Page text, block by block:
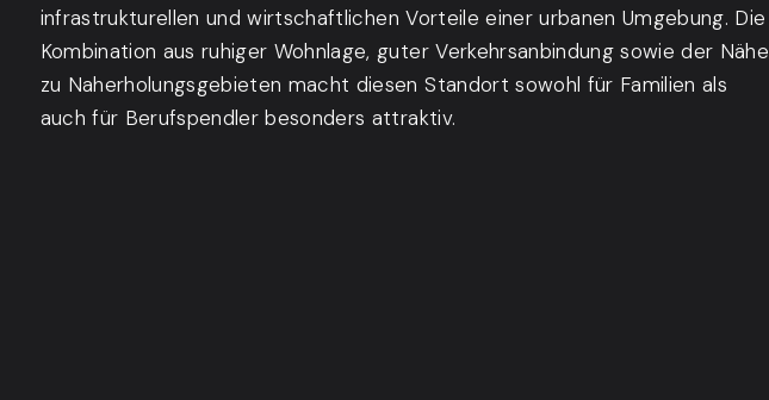
infrastrukturellen und wirtschaftlichen Vorteile einer urbanen Umgebung. Die
Kombination aus ruhiger Wohnlage, guter Verkehrsanbindung sowie der Nähe
zu Naherholungsgebieten macht diesen Standort sowohl für Familien als
auch für Berufspendler besonders attraktiv.